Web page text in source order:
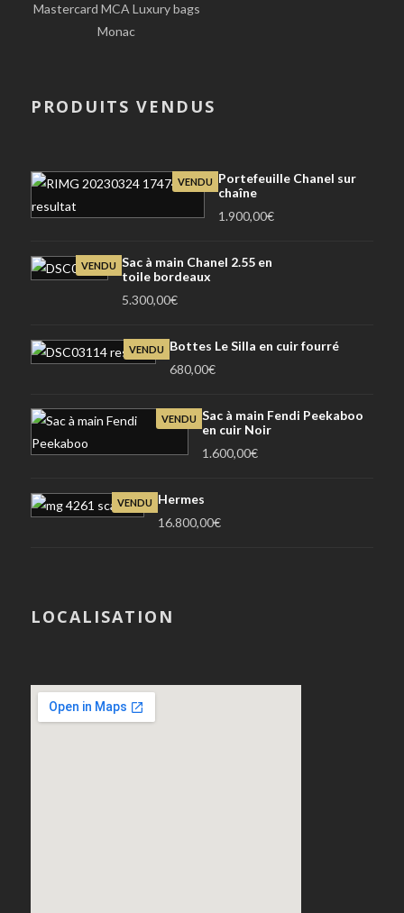
Mastercard MCA Luxury bags
Monac
PRODUITS VENDUS
VENDU
Portefeuille Chanel sur
chaîne
1.900,00€
VENDU Sac à main Chanel 2.55 en
toile bordeaux
5.300,00€
VENDU
Bottes Le Silla en cuir fourré
680,00€
VENDU Sac à main Fendi Peekaboo
en cuir Noir
1.600,00€
VENDU
Hermes
16.800,00€
LOCALISATION